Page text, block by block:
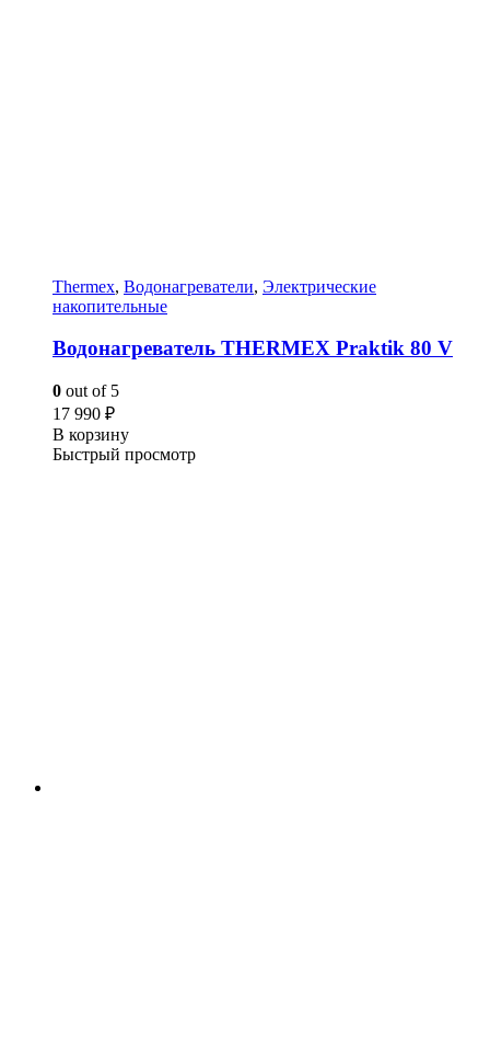
Thermex, Водонагреватели, Электрические
накопительные
Водонагреватель THERMEX Praktik 80 V
0 out of 5
17 990 ₽
В корзину
Быстрый просмотр